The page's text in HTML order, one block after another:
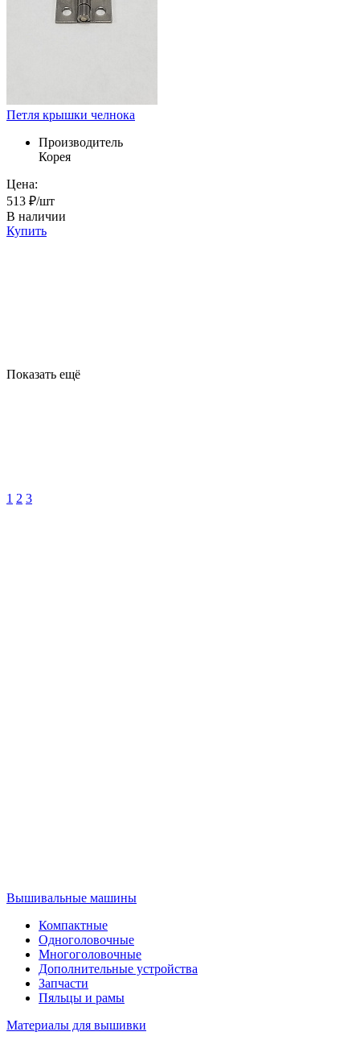
Петля крышки челнока
Производитель
Корея
Цена:
513 ₽/шт
В наличии
Купить
Показать ещё
1 2 3
Вышивальные машины
Компактные
Одноголовочные
Многоголовочные
Дополнительные устройства
Запчасти
Пяльцы и рамы
Материалы для вышивки